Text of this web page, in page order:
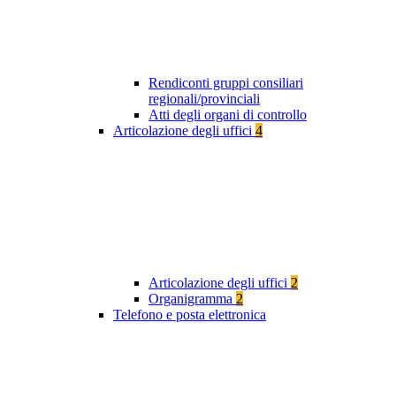
Rendiconti gruppi consiliari
regionali/provinciali
Atti degli organi di controllo
Articolazione degli uffici 4
Articolazione degli uffici 2
Organigramma 2
Telefono e posta elettronica